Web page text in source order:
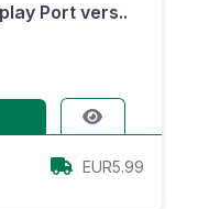
Port vers..
EUR5.99